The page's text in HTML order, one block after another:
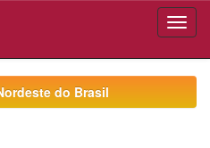
do Brasil